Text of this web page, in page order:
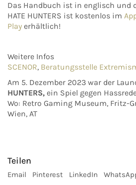
Das Handbuch ist in englisch und
HATE HUNTERS ist kostenlos im
Play erhältlich!
Weitere Infos
SCENOR, Beratungsstelle
Am 5. Dezember 2023 war der
HUNTERS, ein Spiel gegen
Wo: Retro Gaming Museum, Fritz-
Wien, AT
Teilen
Email Pinterest LinkedIn